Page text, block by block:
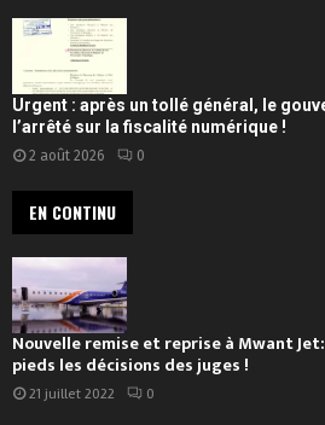
Urgent : après un tollé général, le
l’arrêté sur la fiscalité numérique !
2 août 2026 0
EN CONTINU
Nouvelle remise et reprise à Mwant
pieds les décisions des juges !
21 juillet 2022 0